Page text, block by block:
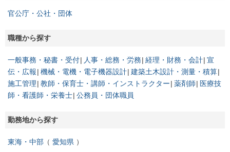
官公庁・公社・団体
職種から探す
一般事務・秘書・受付 人事・総務・労務 経理・財務・会計 宣
伝・広報 機械・電機・電子機器設計 建築土木設計・測量・積算
施工管理 教師・保育士・講師・インストラクター 薬剤師
医療技
師・看護師・栄養士 公務員・団体職員
勤務地から探す
東海・中部 愛知県